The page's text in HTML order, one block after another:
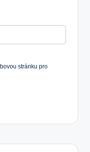
stránku pro